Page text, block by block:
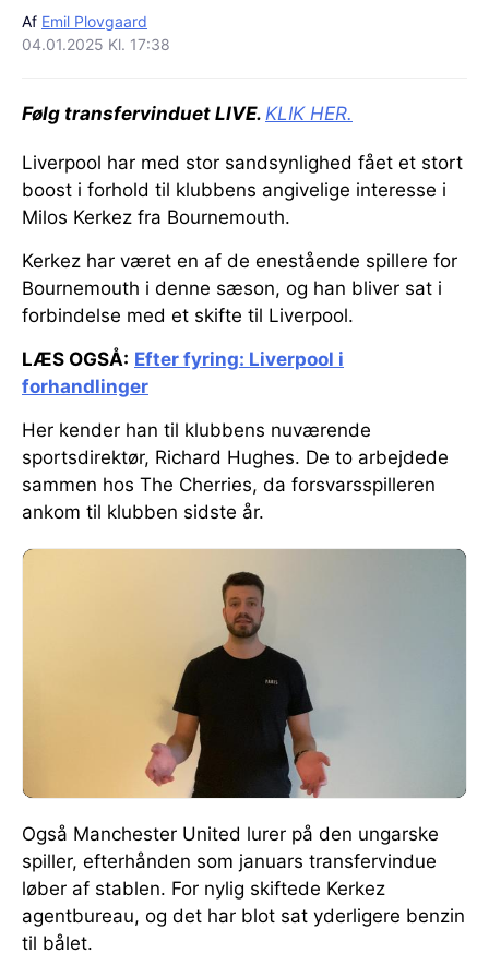
Af Emil Plovgaard
04.01.2025 Kl. 17:38
Følg transfervinduet LIVE. KLIK HER.
Liverpool har med stor sandsynlighed fået et stort
boost i forhold til klubbens angivelige interesse i
Milos Kerkez fra Bournemouth.
Kerkez har været en af de enestående spillere for
Bournemouth i denne sæson, og han bliver sat i
forbindelse med et skifte til Liverpool.
LÆS OGSÅ: Efter fyring: Liverpool i
forhandlinger
Her kender han til klubbens nuværende
sportsdirektør, Richard Hughes. De to arbejdede
sammen hos The Cherries, da forsvarsspilleren
ankom til klubben sidste år.
Også Manchester United lurer på den ungarske
spiller, efterhånden som januars transfervindue
løber af stablen. For nylig skiftede Kerkez
agentbureau, og det har blot sat yderligere benzin
til bålet.